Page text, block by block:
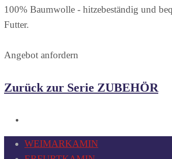
100% Baumwolle - hitzebeständig und
Futter.
Angebot anfordern
Zurück zur Serie ZUBEHÖR
WEIMARKAMIN